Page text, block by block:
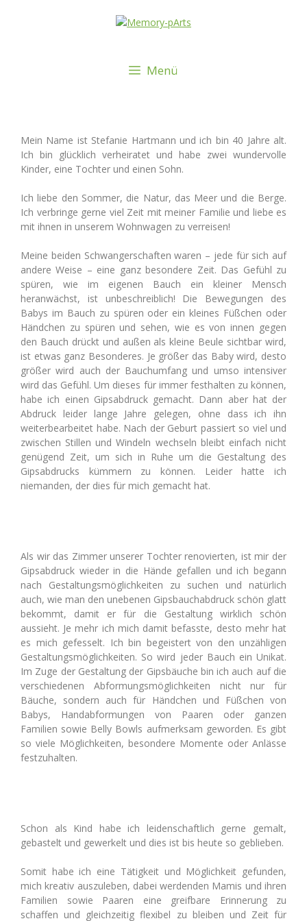
Menü
Mein Name ist Stefanie Hartmann und ich bin 40 Jahre alt.
Ich bin glücklich verheiratet und habe zwei wundervolle
Kinder, eine Tochter und einen Sohn.
Ich liebe den Sommer, die Natur, das Meer und die Berge.
Ich verbringe gerne viel Zeit mit meiner Familie und liebe es
mit ihnen in unserem Wohnwagen zu verreisen!
Meine beiden Schwangerschaften waren – jede für sich auf
andere Weise – eine ganz besondere Zeit. Das Gefühl zu
spüren, wie im eigenen Bauch ein kleiner Mensch
heranwächst, ist unbeschreiblich! Die Bewegungen des
Babys im Bauch zu spüren oder ein kleines Füßchen oder
Händchen zu spüren und sehen, wie es von innen gegen
den Bauch drückt und außen als kleine Beule sichtbar wird,
ist etwas ganz Besonderes. Je größer das Baby wird, desto
größer wird auch der Bauchumfang und umso intensiver
wird das Gefühl. Um dieses für immer festhalten zu können,
habe ich einen Gipsabdruck gemacht. Dann aber hat der
Abdruck leider lange Jahre gelegen, ohne dass ich ihn
weiterbearbeitet habe. Nach der Geburt passiert so viel und
zwischen Stillen und Windeln wechseln bleibt einfach nicht
genügend Zeit, um sich in Ruhe um die Gestaltung des
Gipsabdrucks kümmern zu können. Leider hatte ich
niemanden, der dies für mich gemacht hat.
Als wir das Zimmer unserer Tochter renovierten, ist mir der
Gipsabdruck wieder in die Hände gefallen und ich begann
nach Gestaltungsmöglichkeiten zu suchen und natürlich
auch, wie man den unebenen Gipsbauchabdruck schön glatt
bekommt, damit er für die Gestaltung wirklich schön
aussieht. Je mehr ich mich damit befasste, desto mehr hat
es mich gefesselt. Ich bin begeistert von den unzähligen
Gestaltungsmöglichkeiten. So wird jeder Bauch ein Unikat.
Im Zuge der Gestaltung der Gipsbäuche bin ich auch auf die
verschiedenen Abformungsmöglichkeiten nicht nur für
Bäuche, sondern auch für Händchen und Füßchen von
Babys, Handabformungen von Paaren oder ganzen
Familien sowie Belly Bowls aufmerksam geworden. Es gibt
so viele Möglichkeiten, besondere Momente oder Anlässe
festzuhalten.
Schon als Kind habe ich leidenschaftlich gerne gemalt,
gebastelt und gewerkelt und dies ist bis heute so geblieben.
Somit habe ich eine Tätigkeit und Möglichkeit gefunden,
mich kreativ auszuleben, dabei werdenden Mamis und ihren
Familien sowie Paaren eine greifbare Erinnerung zu
schaffen und gleichzeitig flexibel zu bleiben und Zeit für